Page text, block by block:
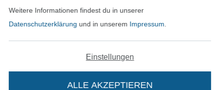
AGB
In den deutschen Shop wechseln (aktuell
Weitere Informationen findest du in unserer
Datenschutzerklärung und in unserem Impressum
Einstellungen
ALLE AKZEPTIEREN